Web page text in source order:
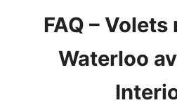
FAQ –
Waterloo